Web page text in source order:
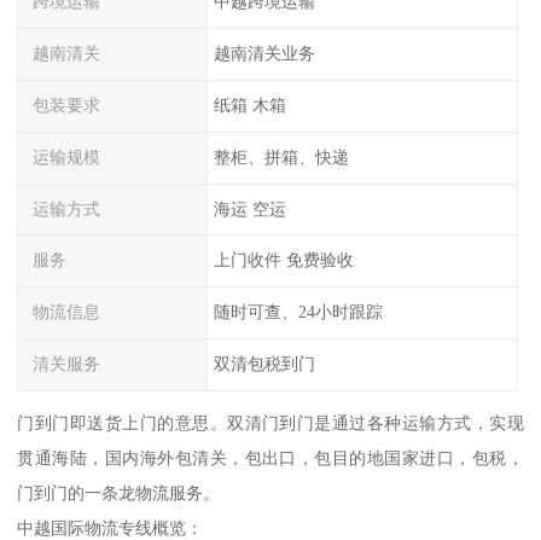
越南清关 越南清关业务
包装要求 纸箱 木箱
运输规模 整柜、拼箱、快递
运输方式 海运 空运
服务 上门收件 免费验收
物流信息 随时可查、24小时跟踪
清关服务 双清包税到门
门到门即送货上门的意思。双清门到门是通过各种运输方式，实现
贯通海陆，国内海外包清关，包出口，包目的地国家进口，包税，
门到门的一条龙物流服务。
中越国际物流专线概览：